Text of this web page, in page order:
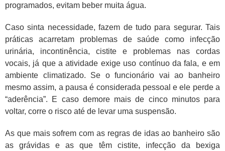
programados, evitam beber muita água.
Caso sinta necessidade, fazem de tudo para segurar. Tais
práticas acarretam problemas de saúde como infecção
urinária, incontinência, cistite e problemas nas cordas
vocais, já que a atividade exige uso contínuo da fala, e em
ambiente climatizado. Se o funcionário vai ao banheiro
mesmo assim, a pausa é considerada pessoal e ele perde a
“aderência”. E caso demore mais de cinco minutos para
voltar, corre o risco até de levar uma suspensão.
As que mais sofrem com as regras de idas ao banheiro são
as grávidas e as que têm cistite, infecção da bexiga